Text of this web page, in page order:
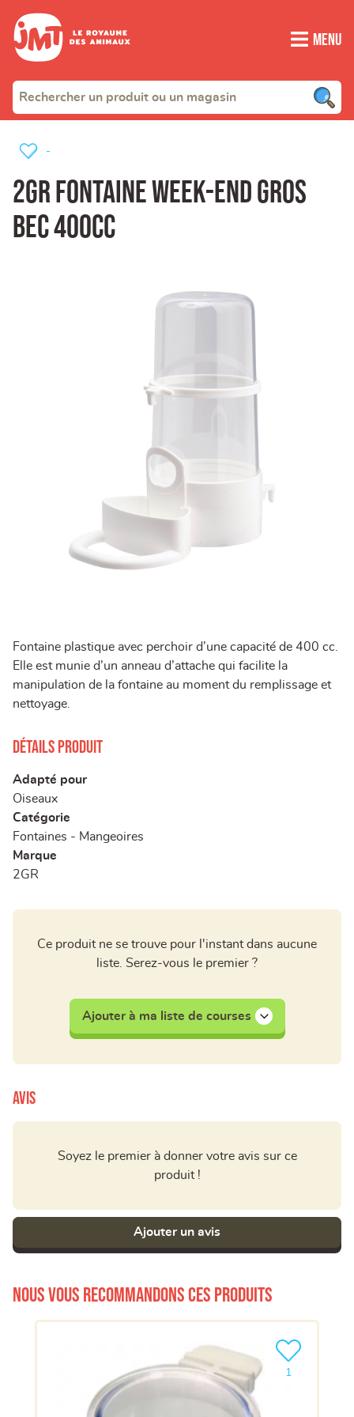
Menu
2GR fontaine week-end gros
bec 400cc
-
Fontaine plastique avec perchoir d’une capacité de 400 cc.
Elle est munie d’un anneau d’attache qui facilite la
manipulation de la fontaine au moment du remplissage et
nettoyage.
Détails produit
Adapté pour
Oiseaux
Catégorie
Fontaines - Mangeoires
Marque
2GR
Ce produit ne se trouve pour l'instant dans aucune
liste. Serez-vous le premier ?
Ajouter à ma liste de courses
Avis
Soyez le premier à donner votre avis sur ce
produit !
Ajouter un avis
Nous vous recommandons ces produits
1
Ajouter le